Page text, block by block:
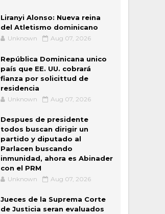
Liranyi Alonso: Nueva reina
del Atletismo dominicano
Unknown Aug 07, 2026
República Dominicana unico
país que EE. UU. cobrará
fianza por solicittud de
residencia
Unknown Aug 07, 2026
Despues de presidente
todos buscan dirigir un
partido y diputado al
Parlacen buscando
inmunidad, ahora es Abinader
con el PRM
Unknown Aug 07, 2026
Jueces de la Suprema Corte
de Justicia seran evaluados